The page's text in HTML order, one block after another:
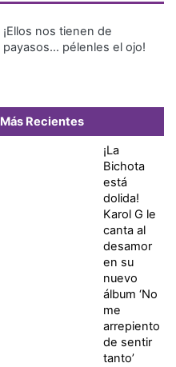
¡Ellos nos tienen de
payasos… pélenles el ojo!
Más Recientes
¡La
Bichota
está
dolida!
Karol G le
canta al
desamor
en su
nuevo
álbum ‘No
me
arrepiento
de sentir
tanto’